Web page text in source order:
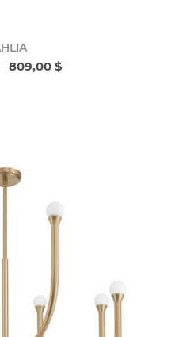
809,00 $